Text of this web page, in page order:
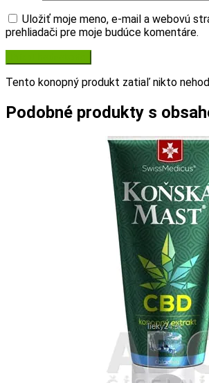
Uložiť moje meno, e-mail a webovú
prehliadači pre moje budúce komentáre.
Tento konopný produkt zatiaľ nikto
Podobné produkty s